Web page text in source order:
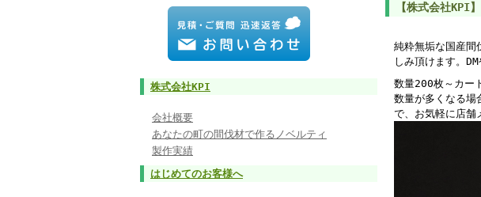
株式会社KPI
会社概要
あなたの町の間伐材で作るノベルティ
製作実績
はじめてのお客様へ
【株式会社KPI
純粋無垢な国産間
しみ頂けます。
数量200枚～カー
数量が多くなる場
で、お気軽に店舗